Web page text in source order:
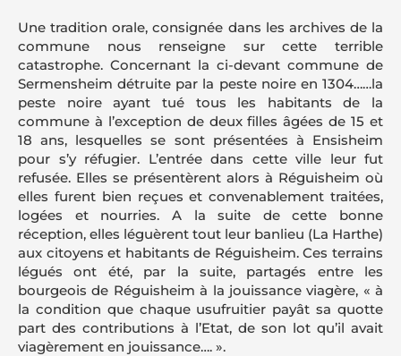
Une tradition orale, consignée dans les archives de la
commune nous renseigne sur cette terrible
catastrophe. Concernant la ci-devant commune de
Sermensheim détruite par la peste noire en 1304……la
peste noire ayant tué tous les habitants de la
commune à l’exception de deux filles âgées de 15 et
18 ans, lesquelles se sont présentées à Ensisheim
pour s’y réfugier. L’entrée dans cette ville leur fut
refusée. Elles se présentèrent alors à Réguisheim où
elles furent bien reçues et convenablement traitées,
logées et nourries. A la suite de cette bonne
réception, elles léguèrent tout leur banlieu (La Harthe)
aux citoyens et habitants de Réguisheim. Ces terrains
légués ont été, par la suite, partagés entre les
bourgeois de Réguisheim à la jouissance viagère, « à
la condition que chaque usufruitier payât sa quotte
part des contributions à l’Etat, de son lot qu’il avait
viagèrement en jouissance…. ».